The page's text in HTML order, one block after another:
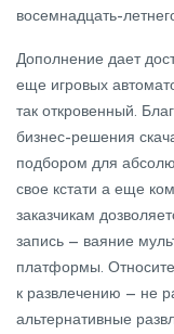
восемнадцать-
Дополнение дает
еще игровых
так откровенный.
бизнес-решения
подбором для
свое кстати а еще
заказчикам
запись – ваяние
платформы.
к развлечению – не
альтернативные